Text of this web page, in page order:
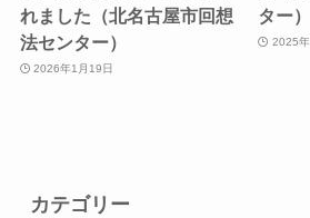
れました（北名古屋市回想
法センター）
2026年1月19日
ター）
2025
カテゴリー